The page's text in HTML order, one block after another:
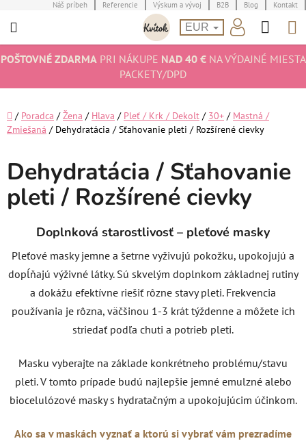
na
Náš príbeh Referencie Výskum a vývoj B2B Blog Kontakt
EUR
POŠTOVNÉ ZDARMAPRI NÁKUPE NAD 40 €NA VÝDAJNÉ MIESTA
PACKETY/DPD
Domov
/ Poradca / Žena / Hlava / Pleť / Krk / Dekolt / 30+ / Mastná /
Zmiešaná / Dehydratácia / Sťahovanie pleti / Rozšírené cievky
Dehydratácia / Sťahovanie
pleti / Rozšírené cievky
Doplnková starostlivosť – pleťové masky
Pleťové masky jemne a šetrne vyživujú pokožku, upokojujú a
dopĺňajú výživné látky. Sú skvelým doplnkom základnej rutiny
a dokážu efektívne riešiť rôzne stavy pleti. Frekvencia
používania je rôzna, väčšinou 1-3 krát týždenne a môžete ich
striedať podľa chuti a potrieb pleti.
Masku vyberajte na základe konkrétneho problému/stavu
pleti. V tomto prípade budú najlepšie jemné emulzné alebo
biocelulózové masky s hydratačným a upokojujúcim účinkom.
Ako sa v maskách vyznať a ktorú si vybrať vám prezradíme